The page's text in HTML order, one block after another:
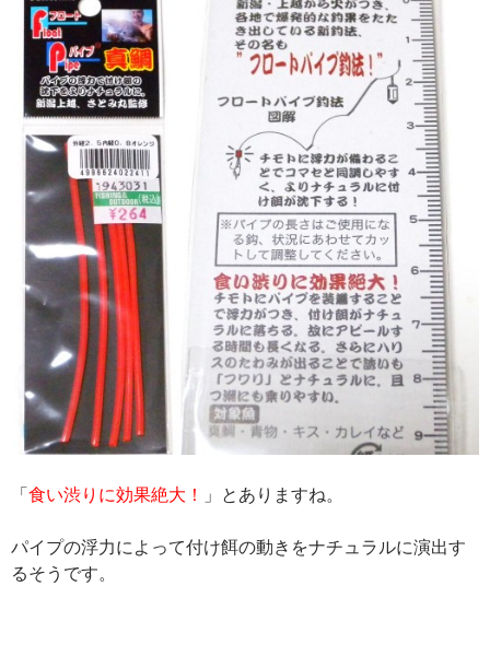
「食い渋りに効果絶大！ 」とありますね。
パイプの浮力によって付け餌の動きをナチュラルに演出す
るそうです。